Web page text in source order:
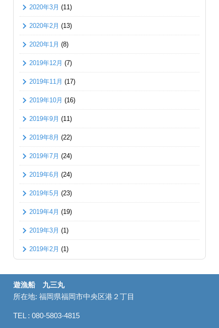
2020年3月 (11)
2020年2月 (13)
2020年1月 (8)
2019年12月 (7)
2019年11月 (17)
2019年10月 (16)
2019年9月 (11)
2019年8月 (22)
2019年7月 (24)
2019年6月 (24)
2019年5月 (23)
2019年4月 (19)
2019年3月 (1)
2019年2月 (1)
遊漁船 九三丸
所在地: 福岡県福岡市中央区港２丁目
TEL : 080-5803-4815